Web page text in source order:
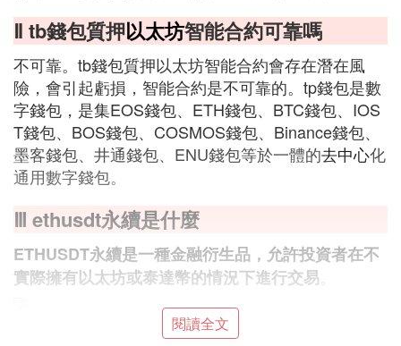
Ⅱ tb錢包質押以太坊智能合約可靠嗎
不可靠。tb錢包質押以太坊智能合約會存在潛在風
險，會引起虧損，智能合約是不可靠的。tp錢包是數
字錢包，是集EOS錢包、ETH錢包、BTC錢包、IOS
T錢包、BOS錢包、COSMOS錢包、Binance錢包、
墨客錢包、井通錢包、ENU錢包等於一體的去中心化
通用數字錢包。
Ⅲ ethusdt永續是什麼
ETHUSDT永續是一種金融衍生品，允許投資者在不
實際擁有以太坊或泰達幣的情況下進行交易
ETHUSDT永續合約跟蹤ETH與USDT之間的價格，
閱讀全文